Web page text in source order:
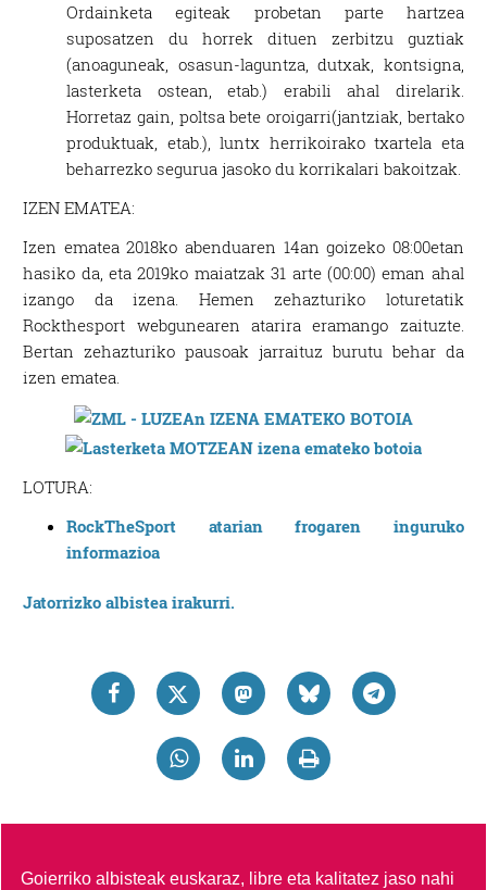
Ordainketa egiteak probetan parte hartzea
suposatzen du horrek dituen zerbitzu guztiak
(anoaguneak, osasun-laguntza, dutxak, kontsigna,
lasterketa ostean, etab.) erabili ahal direlarik.
Horretaz gain, poltsa bete oroigarri(jantziak, bertako
produktuak, etab.), luntx herrikoirako txartela eta
beharrezko segurua jasoko du korrikalari bakoitzak.
IZEN EMATEA:
Izen ematea 2018ko abenduaren 14an goizeko 08:00etan
hasiko da, eta 2019ko maiatzak 31 arte (00:00) eman ahal
izango da izena. Hemen zehazturiko loturetatik
Rockthesport webgunearen atarira eramango zaituzte.
Bertan zehazturiko pausoak jarraituz burutu behar da
izen ematea.
LOTURA:
RockTheSport atarian frogaren inguruko
informazioa
Jatorrizko albistea irakurri.
Goierriko albisteak euskaraz, libre eta kalitatez jaso nahi